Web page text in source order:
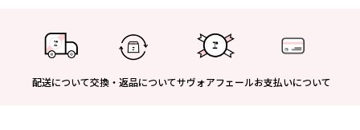
配送について交換・返品についてサヴォアフェールお支払いについて